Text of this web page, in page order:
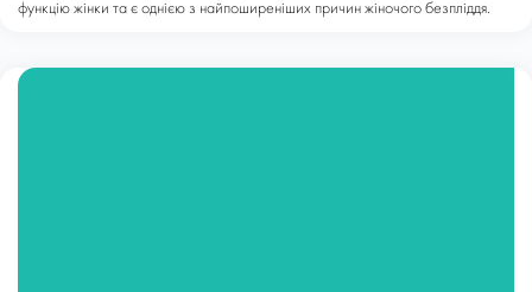
функцію жінки та є однією з найпоширеніших причин жіночого безпліддя.